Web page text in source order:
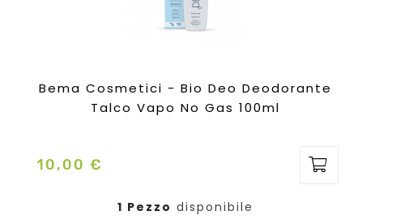
Bema Cosmetici - Bio Deo Deodorante
Talco Vapo No Gas 100ml
Prezzo
10,00 €
1 Pezzo disponibile